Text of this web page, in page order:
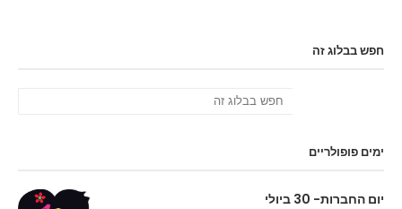
חפש בבלוג זה
ימים פופולריים
יום החברות- 30 ביולי